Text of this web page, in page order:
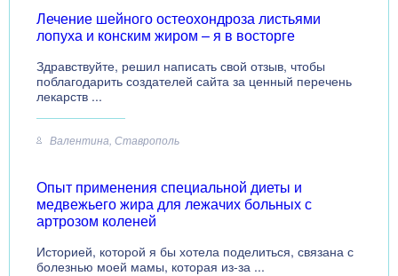
Лечение шейного остеохондроза листьями
лопуха и конским жиром – я в восторге
Здравствуйте, решил написать свой отзыв, чтобы
поблагодарить создателей сайта за ценный перечень
лекарств ...
Валентина, Ставрополь
Опыт применения специальной диеты и
медвежьего жира для лежачих больных с
артрозом коленей
Историей, которой я бы хотела поделиться, связана с
болезнью моей мамы, которая из-за ...